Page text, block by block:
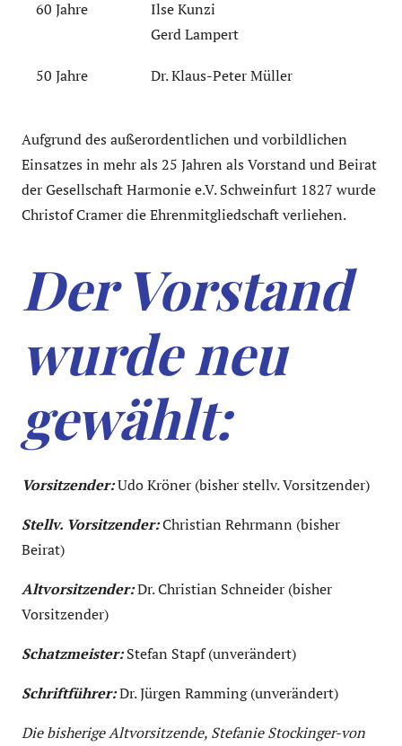
60 Jahre
Ilse Kunzi
Gerd Lampert
50 Jahre Dr. Klaus-Peter Müller
Aufgrund des außerordentlichen und vorbildlichen
Einsatzes in mehr als 25 Jahren als Vorstand und Beirat
der Gesellschaft Harmonie e.V. Schweinfurt 1827 wurde
Christof Cramer die Ehrenmitgliedschaft verliehen.
Der Vorstand
wurde neu
gewählt:
Vorsitzender:Udo Kröner (bisher stellv. Vorsitzender)
Stellv. Vorsitzender:Christian Rehrmann (bisher
Beirat)
Altvorsitzender:Dr. Christian Schneider (bisher
Vorsitzender)
Schatzmeister:Stefan Stapf (unverändert)
Schriftführer:Dr. Jürgen Ramming (unverändert)
Die bisherige Altvorsitzende, Stefanie Stockinger-von